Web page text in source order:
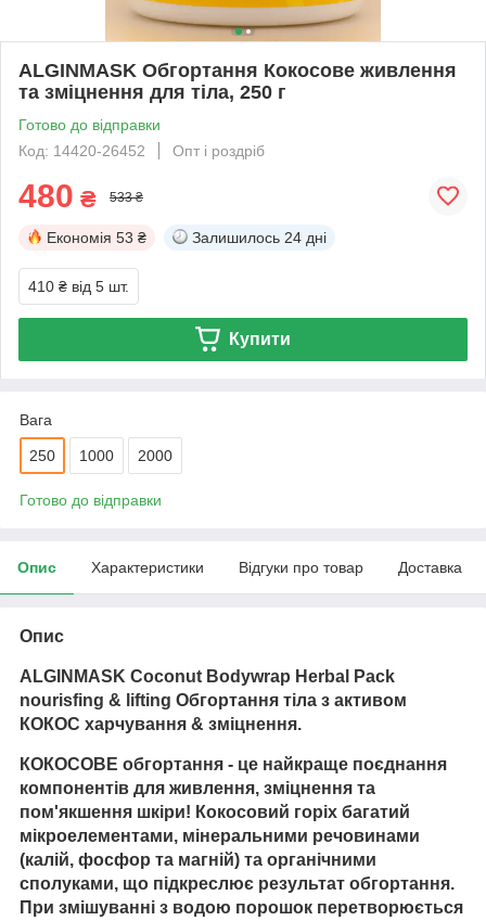
ALGINMASK Обгортання Кокосове живлення
та зміцнення для тіла, 250 г
Готово до відправки
Код: 14420-26452
Опт і роздріб
480 ₴ 533 ₴
Економія 53 ₴ Залишилось 24 дні
410 ₴ від 5 шт.
Купити
Вага
250 1000 2000
Готово до відправки
Опис Характеристики Відгуки про товар Доставка
Опис
ALGINMASK Coconut Bodywrap Herbal Pack
nourisfing & lifting Обгортання тіла з активом
КОКОС харчування & зміцнення.
КОКОСОВЕ обгортання - це найкраще поєднання
компонентів для живлення, зміцнення та
пом'якшення шкіри! Кокосовий горіх багатий
мікроелементами, мінеральними речовинами
(калій, фосфор та магній) та органічними
сполуками, що підкреслює результат обгортання.
При змішуванні з водою порошок перетворюється